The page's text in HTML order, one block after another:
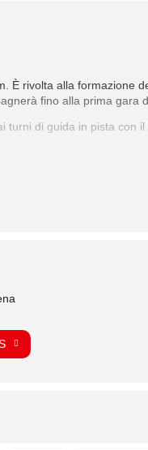
È rivolta alla formazione
fino alla prima gara
turni di guida in pista con